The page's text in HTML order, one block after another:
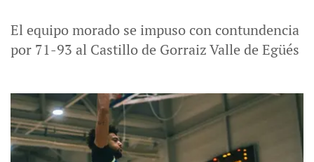
El equipo morado se impuso con contundencia
por 71-93 al Castillo de Gorraiz Valle de Egüés